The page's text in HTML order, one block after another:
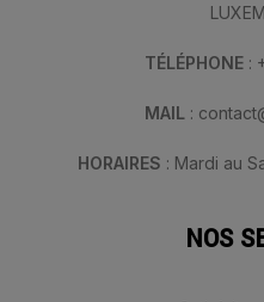
TÉLÉPHONE :
MAIL :
HORAIRES : Mardi au
NOS